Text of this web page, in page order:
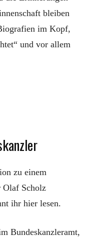
bleiben
im Kopf,
und vor allem
zu einem
Olaf Scholz
ihr hier lesen.
Bundeskanzleramt,